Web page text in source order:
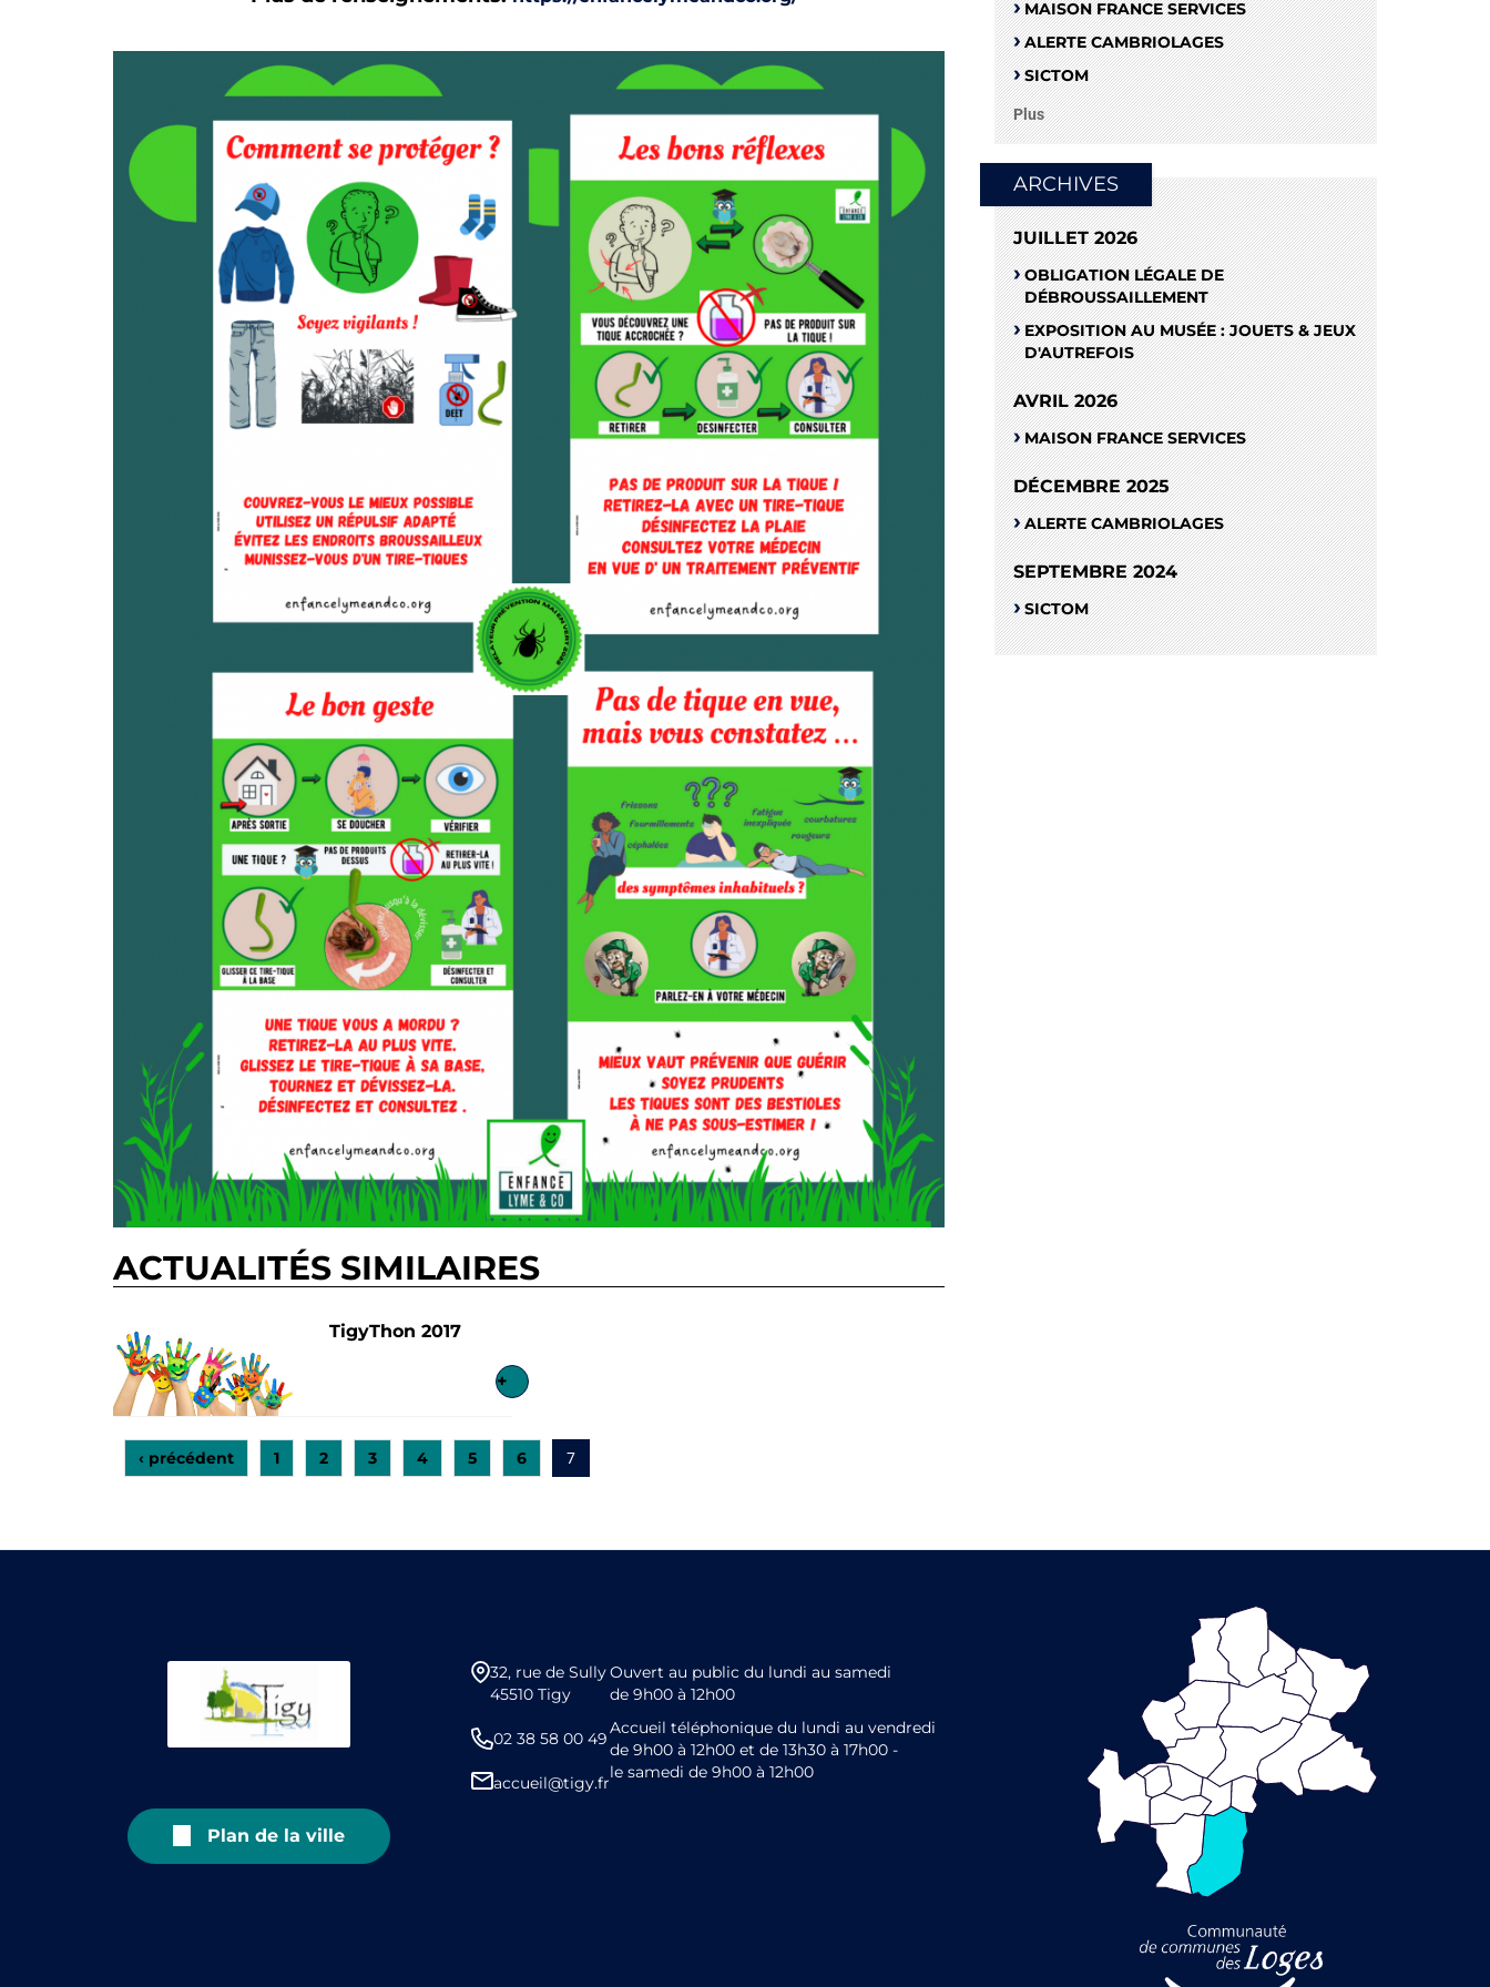
ACTUALITÉS SIMILAIRES
TigyThon 2017
+
‹ précédent 1 2 3 4 5 6 7
MAISON FRANCE SERVICES
ALERTE CAMBRIOLAGES
SICTOM
Plus
ARCHIVES
JUILLET 2026
OBLIGATION LÉGALE DE
DÉBROUSSAILLEMENT
EXPOSITION AU MUSÉE : JOUETS & JEUX
D'AUTREFOIS
AVRIL 2026
MAISON FRANCE SERVICES
DÉCEMBRE 2025
ALERTE CAMBRIOLAGES
SEPTEMBRE 2024
SICTOM
Plan de la ville
32, rue de Sully
45510 Tigy
02 38 58 00 49
accueil@tigy.fr
Ouvert au public du lundi au samedi
de 9h00 à 12h00
Accueil téléphonique du lundi au vendredi
de 9h00 à 12h00 et de 13h30 à 17h00 -
le samedi de 9h00 à 12h00